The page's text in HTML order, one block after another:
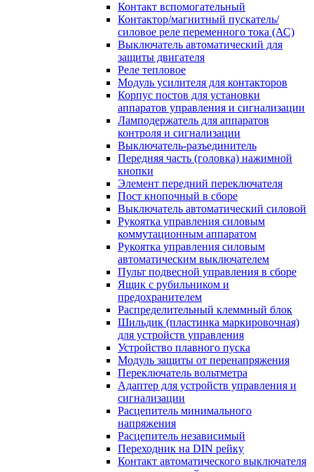
Контакт вспомогательный
Контактор/магнитный пускатель/
силовое реле переменного тока (АС)
Выключатель автоматический для
защиты двигателя
Реле тепловое
Модуль усилителя для контакторов
Корпус постов для установки
аппаратов управления и сигнализации
Ламподержатель для аппаратов
контроля и сигнализации
Выключатель-разъединитель
Передняя часть (головка) нажимной
кнопки
Элемент передний переключателя
Пост кнопочный в сборе
Выключатель автоматический силовой
Рукоятка управления силовым
коммутационным аппаратом
Рукоятка управления силовым
автоматическим выключателем
Пульт подвесной управления в сборе
Ящик с рубильником и
предохранителем
Распределительный клеммный блок
Шильдик (пластинка маркировочная)
для устройств управления
Устройство плавного пуска
Модуль защиты от перенапряжения
Переключатель вольтметра
Адаптер для устройств управления и
сигнализации
Расцепитель минимального
напряжения
Расцепитель независимый
Переходник на DIN рейку
Контакт автоматического выключателя